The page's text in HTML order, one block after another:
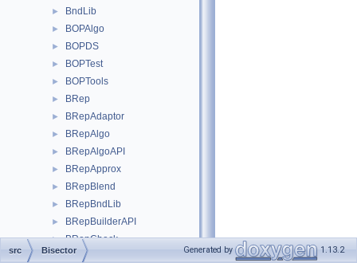
► BndLib
► BOPAlgo
► BOPDS
► BOPTest
► BOPTools
► BRep
► BRepAdaptor
► BRepAlgo
► BRepAlgoAPI
► BRepApprox
► BRepBlend
► BRepBndLib
► BRepBuilderAPI
► BRepCheck
► BRepClass
src Bisector Generated by 1.13.2